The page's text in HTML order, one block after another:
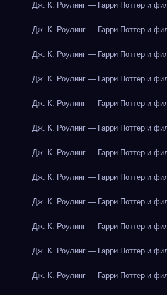
Дж. К. Роулинг — Гарри Поттер и
Дж. К. Роулинг — Гарри Поттер и
Дж. К. Роулинг — Гарри Поттер и
Дж. К. Роулинг — Гарри Поттер и
Дж. К. Роулинг — Гарри Поттер и
Дж. К. Роулинг — Гарри Поттер и
Дж. К. Роулинг — Гарри Поттер и
Дж. К. Роулинг — Гарри Поттер и
Дж. К. Роулинг — Гарри Поттер и
Дж. К. Роулинг — Гарри Поттер и
Дж. К. Роулинг — Гарри Поттер и
Дж. К. Роулинг — Гарри Поттер и